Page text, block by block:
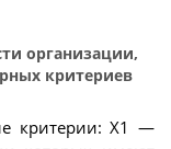
организации,
критериев
критерии: X1 —